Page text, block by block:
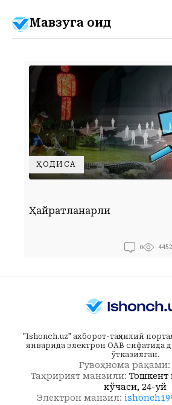
Мавзуга оид
ҲОДИСА
Ҳайратланарли
0 4452
"Ishonch.uz" ахборот-таҳлилий
январида электрон ОАВ сифатида
ўтказилган.
Гувоҳнома рақами:
Таҳририят манзили: Тошкент
кўчаси, 24-уй
Электрон манзил: